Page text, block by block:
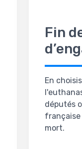
Fin
En
députés
française
mort.